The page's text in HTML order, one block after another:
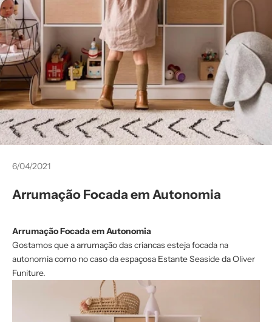
6/04/2021
Arrumação Focada em Autonomia
Arrumação Focada em Autonomia
Gostamos que a arrumação das criancas esteja focada na
autonomia como no caso da espaçosa Estante Seaside da Oliver
Funiture.